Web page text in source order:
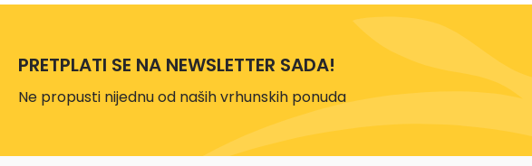
PRETPLATI SE NA NEWSLETTER SADA!
Ne propusti nijednu od naših vrhunskih ponuda